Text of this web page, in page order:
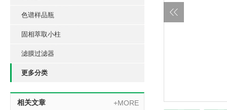
色谱样品瓶
固相萃取小柱
滤膜过滤器
更多分类
相关文章 +MORE